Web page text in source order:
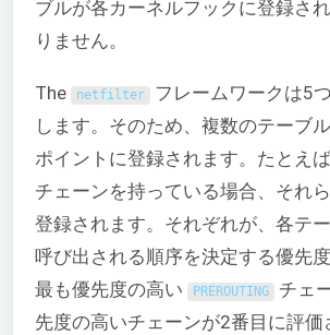
ブルが各カーネルフックに登録さ
りません。
The netfilter フレームワークは5
します。そのため、複数のテーブ
ポイントに登録されます。たとえ
チェーンを持っている場合、それ
登録されます。それぞれが、各テ
呼び出される順序を決定する優先
最も優先度の高い
PREROUTING チェ
先度の高いチェーンが2番目に評